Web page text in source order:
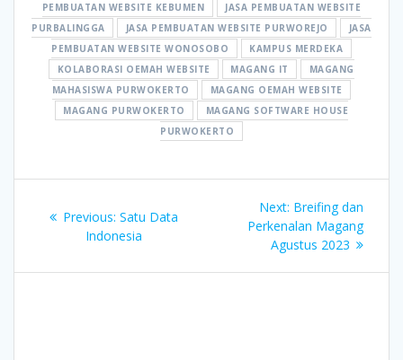
PEMBUATAN WEBSITE KEBUMEN
JASA PEMBUATAN WEBSITE
PURBALINGGA
JASA PEMBUATAN WEBSITE PURWOREJO
JASA
PEMBUATAN WEBSITE WONOSOBO
KAMPUS MERDEKA
KOLABORASI OEMAH WEBSITE
MAGANG IT
MAGANG
MAHASISWA PURWOKERTO
MAGANG OEMAH WEBSITE
MAGANG PURWOKERTO
MAGANG SOFTWARE HOUSE
PURWOKERTO
navigation
Previous: Previous
post:
Satu Data
Indonesia
Next: Next
post:
Breifing dan
Perkenalan Magang
Agustus 2023